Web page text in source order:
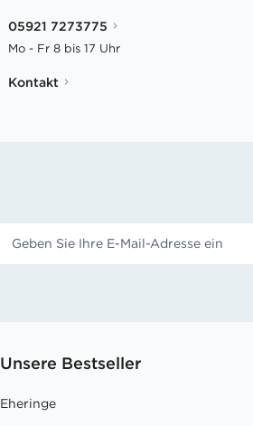
05921 7273775
Mo - Fr 8 bis 17 Uhr
Kontakt
Unsere Bestseller
Eheringe